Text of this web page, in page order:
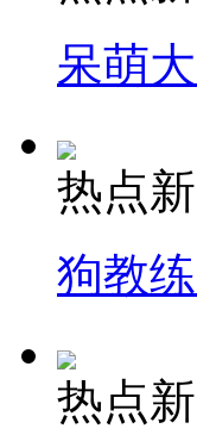
呆萌
热点
狗教
热点